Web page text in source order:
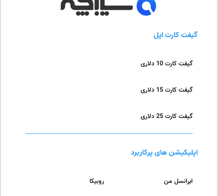
گیفت کارت اپل
گیفت کارت 10 دلاری
گیفت کارت 15 دلاری
گیفت کارت 25 دلاری
اپلیکیشن های پرکاربرد
روبیکا ایرانسل من